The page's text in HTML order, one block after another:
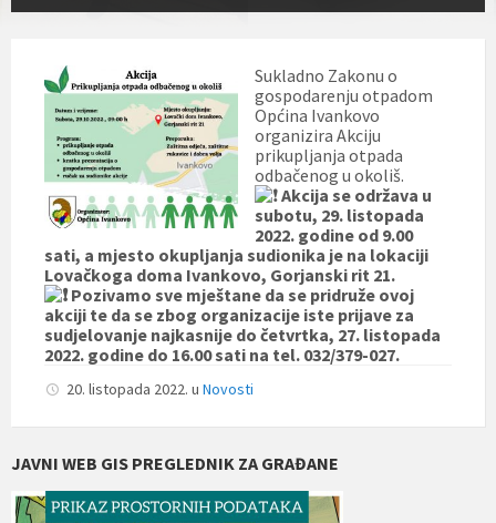
Sukladno Zakonu o
gospodarenju otpadom
Općina Ivankovo
organizira Akciju
prikupljanja otpada
odbačenog u okoliš.
Akcija se održava u
subotu, 29. listopada
2022. godine od 9.00
sati, a mjesto okupljanja sudionika je na lokaciji
Lovačkoga doma Ivankovo, Gorjanski rit 21.
Pozivamo sve mještane da se pridruže ovoj
akciji te da se zbog organizacije iste prijave za
sudjelovanje najkasnije do četvrtka, 27. listopada
2022. godine do 16.00 sati na tel. 032/379-027.
20. listopada 2022. u Novosti
JAVNI WEB GIS PREGLEDNIK ZA GRAĐANE